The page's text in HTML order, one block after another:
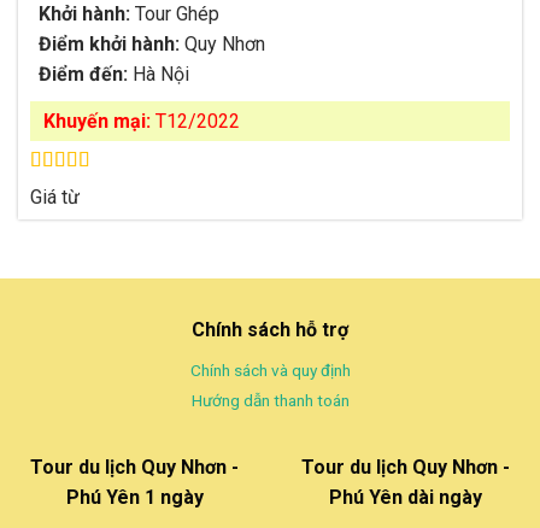
Khởi hành:Tour Ghép
Điểm khởi hành:Quy Nhơn
Điểm đến:Hà Nội
Khuyến mại:T12/2022
Được xếp
hạng4.63
5 sao
Giá từ
Chính sách hỗ trợ
Chính sách và quy định
Hướng dẫn thanh toán
Tour du lịch Quy Nhơn -
Phú Yên 1 ngày
Tour du lịch Quy Nhơn -
Phú Yên dài ngày